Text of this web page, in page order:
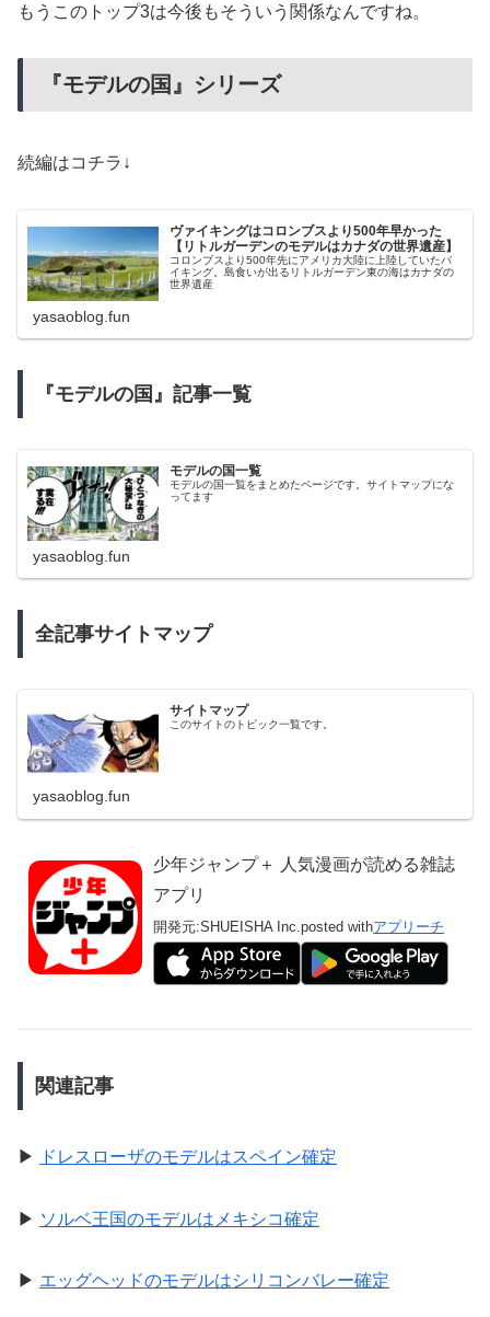
もうこのトップ3は今後もそういう関係なんですね。
『モデルの国』シリーズ
続編はコチラ↓
ヴァイキングはコロンブスより500年早かった
【リトルガーデンのモデルはカナダの世界遺産】
コロンブスより500年先にアメリカ大陸に上陸していたバ
イキング。島食いが出るリトルガーデン東の海はカナダの
世界遺産
yasaoblog.fun
『モデルの国』記事一覧
モデルの国一覧
モデルの国一覧をまとめたページです。サイトマップにな
ってます
yasaoblog.fun
全記事サイトマップ
サイトマップ
このサイトのトピック一覧です。
yasaoblog.fun
少年ジャンプ＋ 人気漫画が読める雑誌
アプリ
開発元:SHUEISHA Inc.posted withアプリーチ
関連記事
▶ ドレスローザのモデルはスペイン確定
▶ ソルベ王国のモデルはメキシコ確定
▶ エッグヘッドのモデルはシリコンバレー確定